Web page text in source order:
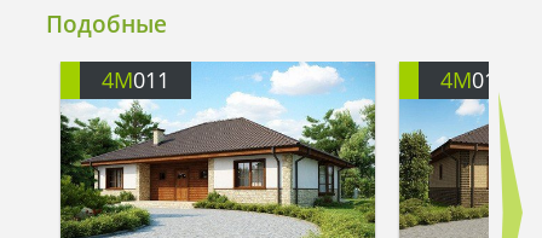
Подобные
4M011 4M011B